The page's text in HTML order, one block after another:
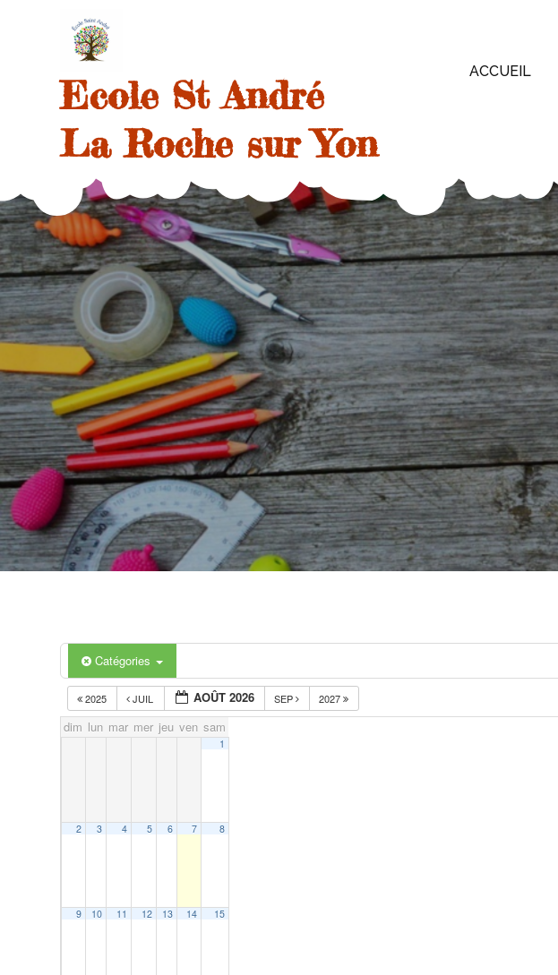
Ecole St André
La Roche sur Yon
ACCUEIL
Catégories
2025 JUIL AOÛT 2026 SEP 2027
dim lun mar mer jeu ven sam
1
2 3 4 5 6 7 8
9 10 11 12 13 14 15